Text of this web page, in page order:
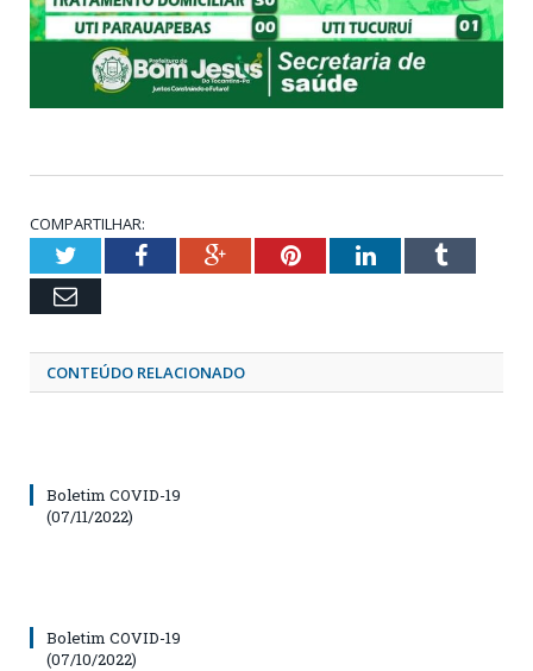
COMPARTILHAR:
TwitterFacebookGoogle+PinterestLinkedInTumblr
Email
CONTEÚDO RELACIONADO
Boletim COVID-19
(07/11/2022)
Boletim COVID-19
(07/10/2022)